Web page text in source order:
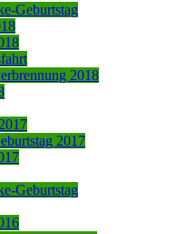
Geburtstag
2018
2017
Geburtstag